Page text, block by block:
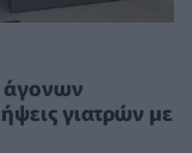
άγονων
γιατρών με